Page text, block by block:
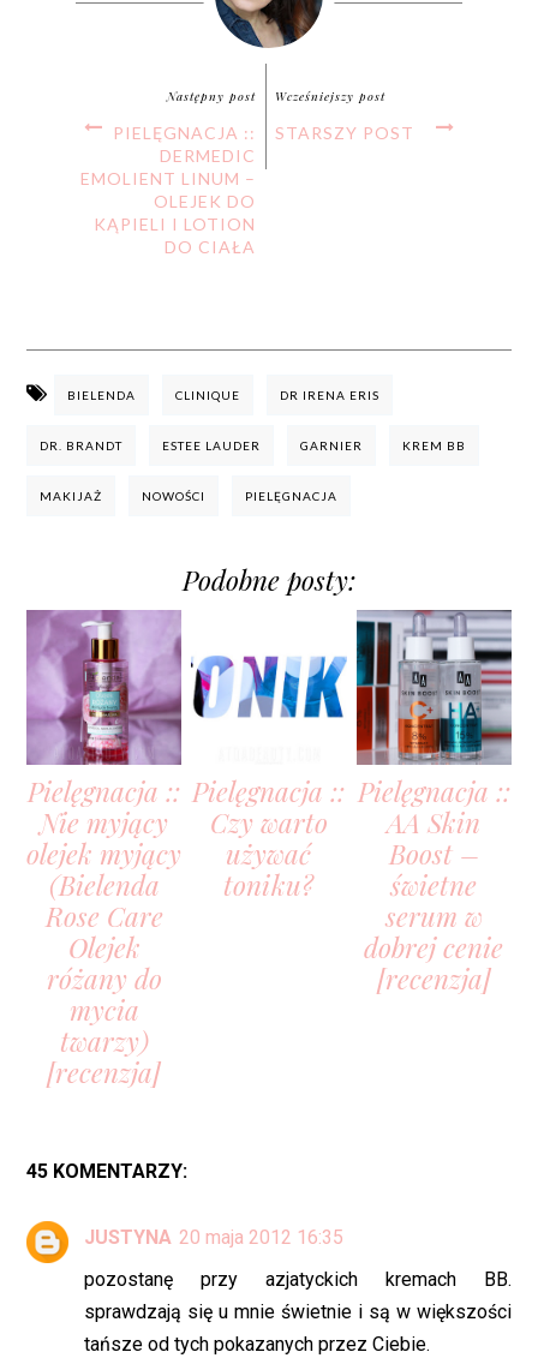
Następny post
PIELĘGNACJA ::
DERMEDIC
EMOLIENT LINUM –
OLEJEK DO
KĄPIELI I LOTION
DO CIAŁA
Wcześniejszy post
STARSZY POST
BIELENDA CLINIQUE DR IRENA ERIS
DR. BRANDT ESTEE LAUDER GARNIER KREM BB
MAKIJAŻ NOWOŚCI PIELĘGNACJA
Podobne posty:
Pielęgnacja ::
Nie myjący
olejek myjący
(Bielenda
Rose Care
Olejek
różany do
mycia
twarzy)
[recenzja]
Pielęgnacja ::
Czy warto
używać
toniku?
Pielęgnacja ::
AA Skin
Boost –
świetne
serum w
dobrej cenie
[recenzja]
45 KOMENTARZY:
JUSTYNA 20 maja 2012 16:35
pozostanę przy azjatyckich kremach BB.
sprawdzają się u mnie świetnie i są w większości
tańsze od tych pokazanych przez Ciebie.